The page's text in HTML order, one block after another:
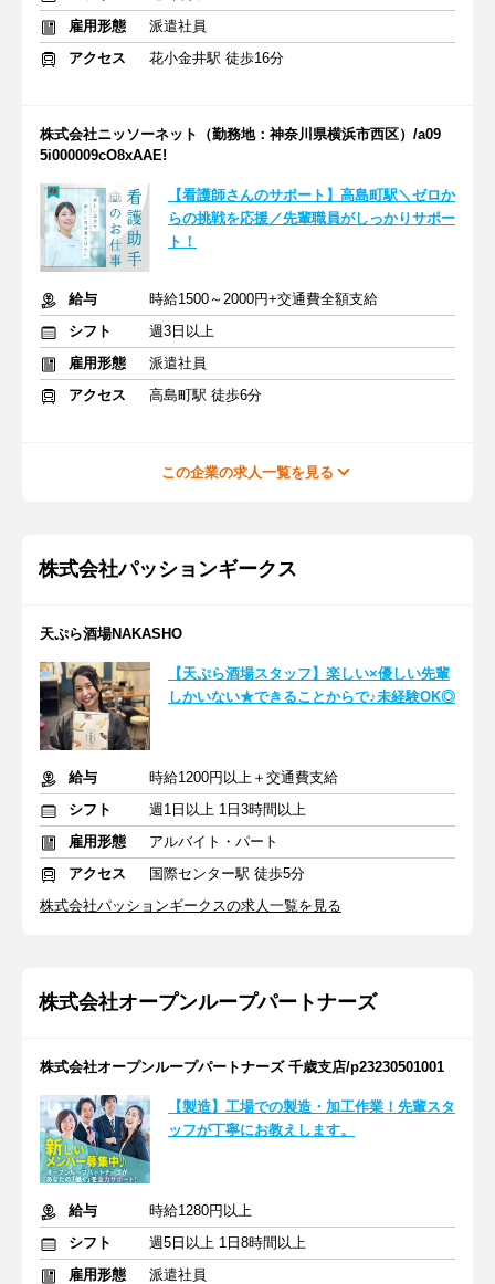
雇用形態
派遣社員
アクセス
花小金井駅 徒歩16分
株式会社ニッソーネット（勤務地：神奈川県横浜市西区）/a09
5i000009cO8xAAE!
【看護師さんのサポート】高島町駅＼ゼロか
らの挑戦を応援／先輩職員がしっかりサポー
ト！
給与
時給1500～2000円+交通費全額支給
シフト
週3日以上
雇用形態
派遣社員
アクセス
高島町駅 徒歩6分
この企業の求人一覧を見る
株式会社パッションギークス
天ぷら酒場NAKASHO
【天ぷら酒場スタッフ】楽しい×優しい先輩
しかいない★できることからで♪未経験OK◎
給与
時給1200円以上＋交通費支給
シフト
週1日以上 1日3時間以上
雇用形態
アルバイト・パート
アクセス
国際センター駅 徒歩5分
株式会社パッションギークスの求人一覧を見る
株式会社オープンループパートナーズ
株式会社オープンループパートナーズ 千歳支店/p23230501001
【製造】工場での製造・加工作業！先輩スタ
ッフが丁寧にお教えします。
給与
時給1280円以上
シフト
週5日以上 1日8時間以上
雇用形態
派遣社員